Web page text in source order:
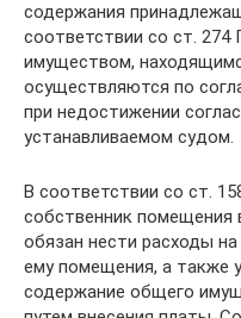
содержания
соответствии со ст.
имуществом,
осуществляются по
при недостижении
устанавливаемом судом.
В соответствии со ст.
собственник помещения
обязан нести расходы
ему помещения, а также
содержание общего